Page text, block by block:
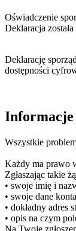
Oświadczenie
Deklaracja
Deklarację
dostępności
Informacje
Wszystkie
Każdy ma prawo
Zgłaszając takie
• swoje imię i
• swoje dane
• dokładny adres
• opis na czym
Na Twoje